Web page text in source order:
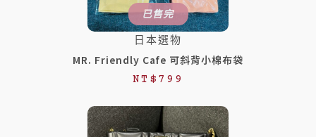
已售完
日本選物
MR. Friendly Cafe 可斜背小棉布袋
NT$ 799